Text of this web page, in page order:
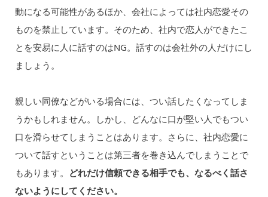
動になる可能性があるほか、会社によっては社内恋愛その
ものを禁止しています。そのため、社内で恋人ができたこ
とを安易に人に話すのはNG。話すのは会社外の人だけにし
ましょう。
親しい同僚などがいる場合には、つい話したくなってしま
うかもしれません。しかし、どんなに口が堅い人でもつい
口を滑らせてしまうことはあります。さらに、社内恋愛に
ついて話すということは第三者を巻き込んでしまうことで
もあります。
どれだけ信頼できる相手でも、なるべく話さ
ないようにしてください。